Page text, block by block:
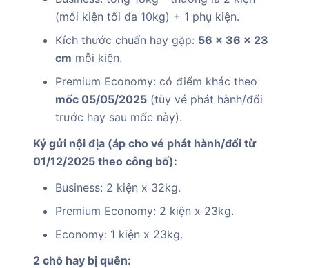
(mỗi kiện tối đa 10kg) + 1 phụ kiện.
Kích thước chuẩn hay gặp: 56 x 36 x 23
cm mỗi kiện.
Premium Economy: có điểm khác theo
mốc 05/05/2025 (tùy vé phát hành/đổi
trước hay sau mốc này).
Ký gửi nội địa (áp cho vé phát hành/đổi từ
01/12/2025 theo công bố):
Business: 2 kiện x 32kg.
Premium Economy: 2 kiện x 23kg.
Economy: 1 kiện x 23kg.
2 chỗ hay bị quên: